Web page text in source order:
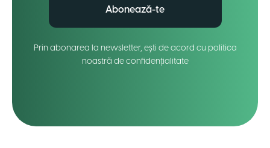
Abonează-te
Prin abonarea la newsletter, ești de acord cu politica
noastră de confidențialitate